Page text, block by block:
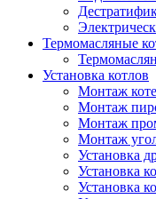
Термомасляные
Установка котлов
Монтаж
Монтаж
Монтаж
Монтаж
Установка
Установка
Установка